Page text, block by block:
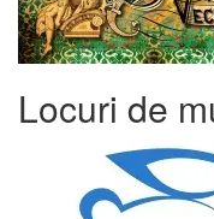
Locuri de